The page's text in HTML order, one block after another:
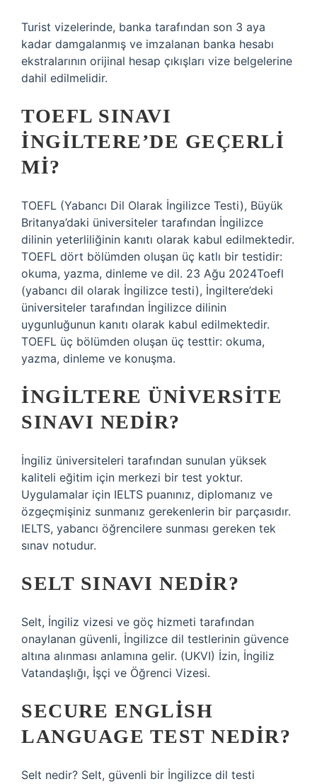
Turist vizelerinde, banka tarafından son 3 aya
kadar damgalanmış ve imzalanan banka hesabı
ekstralarının orijinal hesap çıkışları vize belgelerine
dahil edilmelidir.
TOEFL SINAVI
İNGILTERE’DE GEÇERLI
MI?
TOEFL (Yabancı Dil Olarak İngilizce Testi), Büyük
Britanya’daki üniversiteler tarafından İngilizce
dilinin yeterliliğinin kanıtı olarak kabul edilmektedir.
TOEFL dört bölümden oluşan üç katlı bir testidir:
okuma, yazma, dinleme ve dil. 23 Ağu 2024Toefl
(yabancı dil olarak İngilizce testi), İngiltere’deki
üniversiteler tarafından İngilizce dilinin
uygunluğunun kanıtı olarak kabul edilmektedir.
TOEFL üç bölümden oluşan üç testtir: okuma,
yazma, dinleme ve konuşma.
İNGILTERE ÜNIVERSITE
SINAVI NEDIR?
İngiliz üniversiteleri tarafından sunulan yüksek
kaliteli eğitim için merkezi bir test yoktur.
Uygulamalar için IELTS puanınız, diplomanız ve
özgeçmişiniz sunmanız gerekenlerin bir parçasıdır.
IELTS, yabancı öğrencilere sunması gereken tek
sınav notudur.
SELT SINAVI NEDIR?
Selt, İngiliz vizesi ve göç hizmeti tarafından
onaylanan güvenli, İngilizce dil testlerinin güvence
altına alınması anlamına gelir. (UKVI) İzin, İngiliz
Vatandaşlığı, İşçi ve Öğrenci Vizesi.
SECURE ENGLISH
LANGUAGE TEST NEDIR?
Selt nedir? Selt, güvenli bir İngilizce dil testi